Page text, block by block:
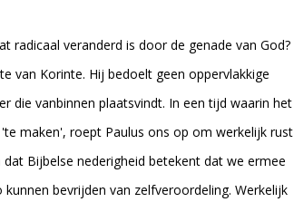
radicaal veranderd is door de genade van God?
van Korinte. Hij bedoelt geen oppervlakkige
die vanbinnen plaatsvindt. In een tijd waarin het
maken', roept Paulus ons op om werkelijk rust
Bijbelse nederigheid betekent dat we ermee
bevrijden van zelfveroordeling. Werkelijk